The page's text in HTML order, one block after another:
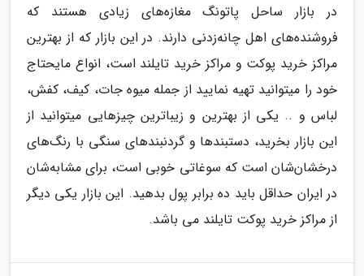
در بازار ساحل پاتونگ مغازه‌های زیادی هستند که
فروشنده‌های اهل چانه‌زدنی دارند. در این بازار که از بهترین
مراکز خرید پوکت و مراکز خرید تایلند است، انواع مایحتاج
خود را میتوانید تهیه نمایید از جمله میوه جات، کیف، کفش،
لباس و .. یکی از بهترین و زیباترین چیزهایی میتوانید از
این بازار بخرید، دستبندها و گردنبندهای سنگی با رنگ‌های
درخشان‌شان است که سوغاتی خوبی است، برای مشابه‌شان
در ایران حداقل باید ده برابر پول بدهید. این بازار یکی دیگر
از مراکز خرید پوکت تایلند می باشد.